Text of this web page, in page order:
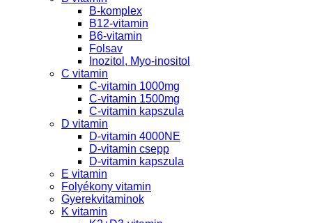
B-komplex
B12-vitamin
B6-vitamin
Folsav
Inozitol, Myo-inositol
C vitamin
C-vitamin 1000mg
C-vitamin 1500mg
C-vitamin kapszula
D vitamin
D-vitamin 4000NE
D-vitamin csepp
D-vitamin kapszula
E vitamin
Folyékony vitamin
Gyerekvitaminok
K vitamin